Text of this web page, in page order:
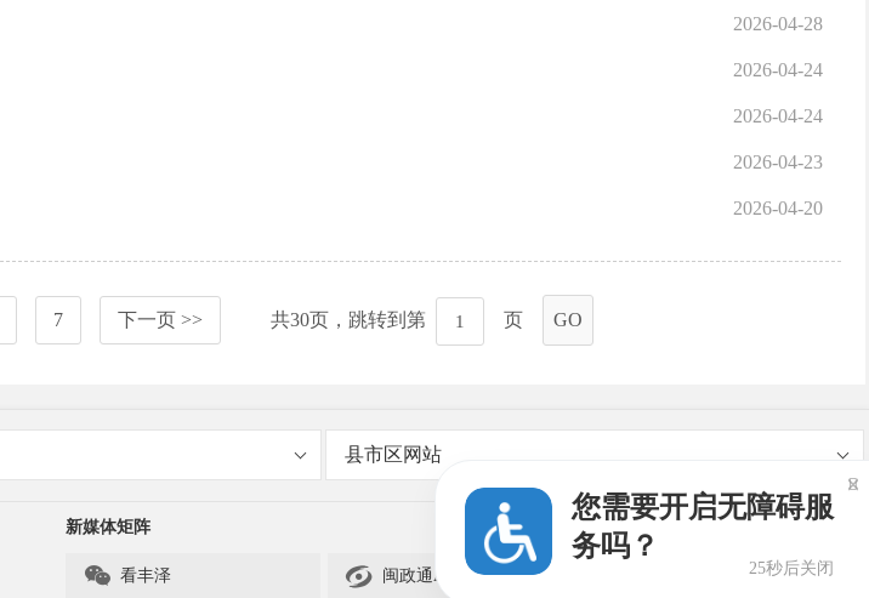
2026-04-28
2026-04-24
2026-04-24
2026-04-23
2026-04-20
7 下一页 >> 共30页，跳转到第 页 GO
县市区网站
新媒体矩阵
 看丰泽  闽政通APP
您需要开启无障碍服
务吗？
25秒后关闭
